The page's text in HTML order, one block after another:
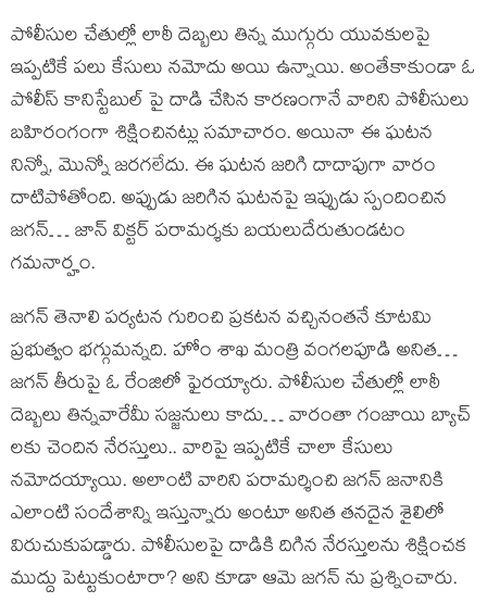
పోలీసుల చేతుల్లో లాఠీ దెబ్బలు తిన్న ముగ్గురు యువకులపై
ఇప్పటికే పలు కేసులు నమోదు అయి ఉన్నాయి. అంతేకాకుండా ఓ
పోలీస్ కానిస్టేబుల్ పై దాడి చేసిన కారణంగానే వారిని పోలీసులు
బహిరంగంగా శిక్షించినట్లు సమాచారం. అయినా ఈ ఘటన
నిన్నో, మొన్నో జరగలేదు. ఈ ఘటన జరిగి దాదాపుగా వారం
దాటిపోతోంది. అప్పుడు జరిగిన ఘటనపై ఇప్పుడు స్పందించిన
జగన్… జాన్ విక్టర్ పరామర్శకు బయలుదేరుతుండటం
గమనార్హం.
జగన్ తెనాలి పర్యటన గురించి ప్రకటన వచ్చినంతనే కూటమి
ప్రభుత్వం భగ్గుమన్నది. హోం శాఖ మంత్రి వంగలపూడి అనిత…
జగన్ తీరుపై ఓ రేంజిలో ఫైరయ్యారు. పోలీసుల చేతుల్లో లాఠీ
దెబ్బలు తిన్నవారేమీ సజ్జనులు కాదు… వారంతా గంజాయి బ్యాచ్
లకు చెందిన నేరస్తులు.. వారిపై ఇప్పటికే చాలా కేసులు
నమోదయ్యాయి. అలాంటి వారిని పరామర్శించి జగన్ జనానికి
ఎలాంటి సందేశాన్ని ఇస్తున్నారు అంటూ అనిత తనదైన శైలిలో
విరుచుకుపడ్డారు. పోలీసులపై దాడికి దిగిన నేరస్తులను శిక్షించక
ముద్దు పెట్టుకుంటారా? అని కూడా ఆమె జగన్ ను ప్రశ్నించారు.